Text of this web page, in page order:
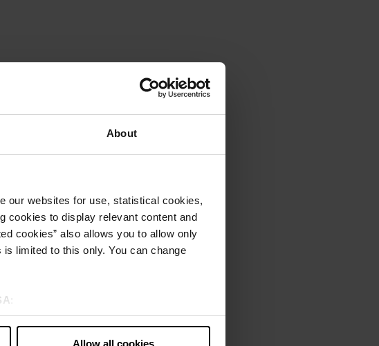
About
our websites for use, statistical cookies,
cookies to display relevant content and
cookies” also allows you to allow only
limited to this only. You can change
:
the USA. The European Court of Justice
Allow all cookies